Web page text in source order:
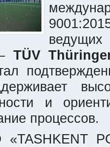
ведущих
TÜV
и
процессов.